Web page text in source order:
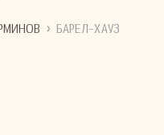
› БАРЕЛ-ХАУЗ